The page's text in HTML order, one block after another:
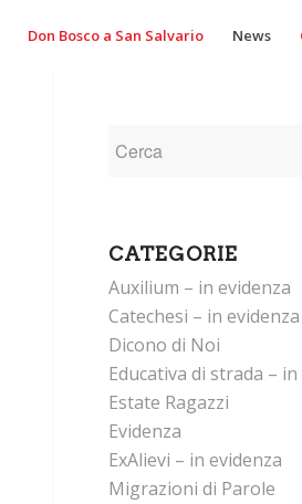
Don Bosco a San Salvario News
CATEGORIE
Auxilium – in evidenza
Catechesi – in evidenza
Dicono di Noi
Educativa di strada –
Estate Ragazzi
Evidenza
ExAlievi – in evidenza
Migrazioni di Parole